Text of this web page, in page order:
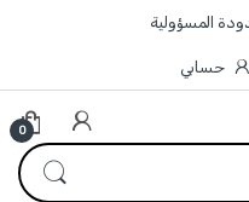
المسؤولية
حسابي
0